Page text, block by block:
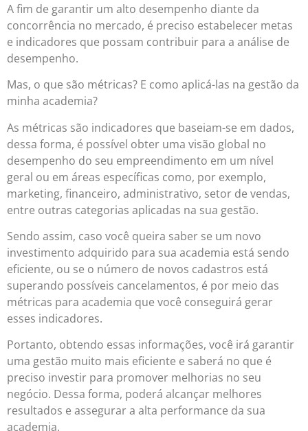
A fim de garantir um alto desempenho diante da
concorrência no mercado, é preciso estabelecer metas
e indicadores que possam contribuir para a análise de
desempenho.
Mas, o que são métricas? E como aplicá-las na gestão da
minha academia?
As métricas são indicadores que baseiam-se em dados,
dessa forma, é possível obter uma visão global no
desempenho do seu empreendimento em um nível
geral ou em áreas específicas como, por exemplo,
marketing, financeiro, administrativo, setor de vendas,
entre outras categorias aplicadas na sua gestão.
Sendo assim, caso você queira saber se um novo
investimento adquirido para sua academia está sendo
eficiente, ou se o número de novos cadastros está
superando possíveis cancelamentos, é por meio das
métricas para academia que você conseguirá gerar
esses indicadores.
Portanto, obtendo essas informações, você irá garantir
uma gestão muito mais eficiente e saberá no que é
preciso investir para promover melhorias no seu
negócio. Dessa forma, poderá alcançar melhores
resultados e assegurar a alta performance da sua
academia.